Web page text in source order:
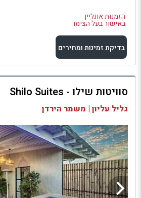
הזמנות אונליין
באישור בעל הצימר
בדיקת זמינות ומחירים
למתחם זה
בדיקת זמינות ומחירים
סוויטות שילו - Shilo Suites
גליל עליון | משמר הירדן